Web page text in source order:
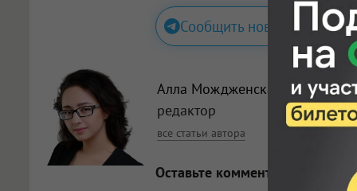
Сообщить новость
Алла Мождженская
, главный
редактор
все статьи автора
Оставьте комментарий